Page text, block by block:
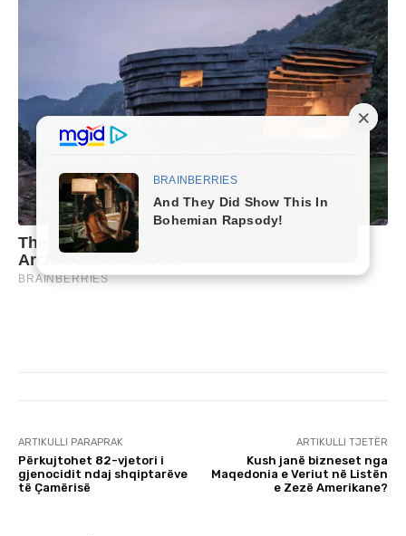
ARTIKULLI PARAPRAK
Përkujtohet 82-vjetori i
gjenocidit ndaj shqiptarëve
të Çamërisë
ARTIKULLI TJETËR
Kush janë bizneset nga
Maqedonia e Veriut në Listën
e Zezë Amerikane?